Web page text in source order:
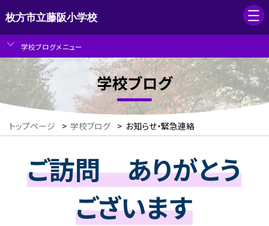
枚方市立藤阪小学校
学校ブログメニュー
学校ブログ
トップページ > 学校ブログ > お知らせ・緊急連絡
ご訪問 ありがとう
ございます